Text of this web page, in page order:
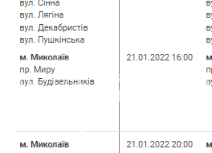
Источник:
График отключений